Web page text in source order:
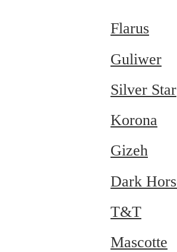
Flarus
Guliwer
Silver Star
Korona
Gizeh
Dark
T&T
Mascotte